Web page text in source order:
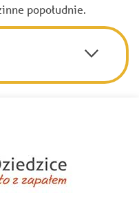
popołudnie.